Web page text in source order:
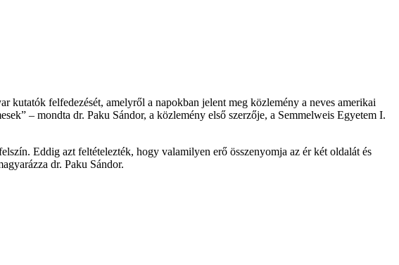
kutatók felfedezését, amelyről a napokban jelent meg közlemény a neves amerikai
– mondta dr. Paku Sándor, a közlemény első szerzője, a Semmelweis Egyetem I.
Eddig azt feltételezték, hogy valamilyen erő összenyomja az ér két oldalát és
dr. Paku Sándor.